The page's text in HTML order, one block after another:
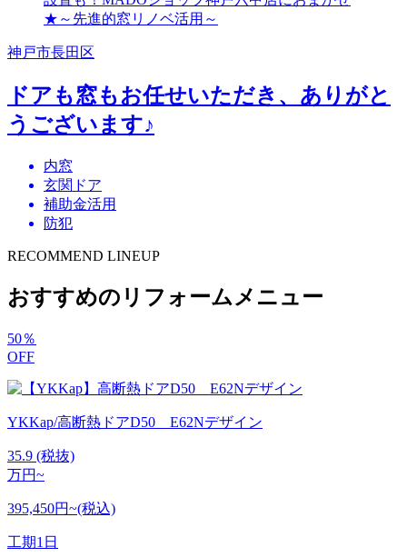
神戸市長田区
ドアも窓もお任せいただき、ありがと
うございます♪
内窓
玄関ドア
補助金活用
防犯
RECOMMEND LINEUP
おすすめのリフォームメニュー
50％
OFF
YKKap/高断熱ドアD50 E62Nデザイン
35.9 (税抜)
万円~
395,450円~(税込)
工期1日